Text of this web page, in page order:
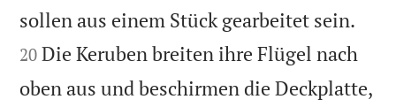
sollen aus einem Stück gearbeitet sein.
20 Die Keruben breiten ihre Flügel nach
oben aus und beschirmen die Deckplatte,